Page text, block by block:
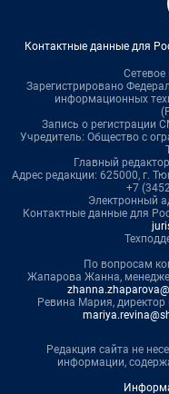
Контактные данные для
Сетевое
Зарегистрировано
информационных
Запись о регистрации
Учредитель: Общество с
Главный
Адрес редакции: 625000, г.
+7
Электронный
Контактные данные для
По вопросам
Жапарова Жанна,
Ревина Мария,
Редакция сайта не
информации,